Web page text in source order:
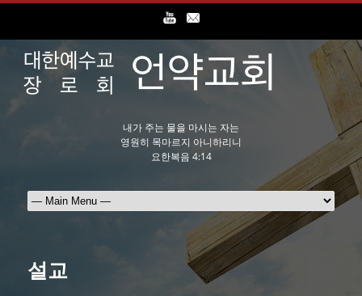
내가 주는 물을 마시는 자는
영원히 목마르지 아니하리니
요한복음 4:14
설교